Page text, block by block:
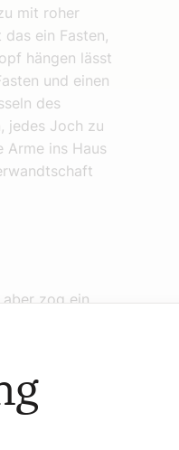
mit roher
ein Fasten,
hängen lässt
und einen
des
jedes Joch zu
Arme ins Haus
aber zog ein
zurück in
wanken die
Psalm 69,